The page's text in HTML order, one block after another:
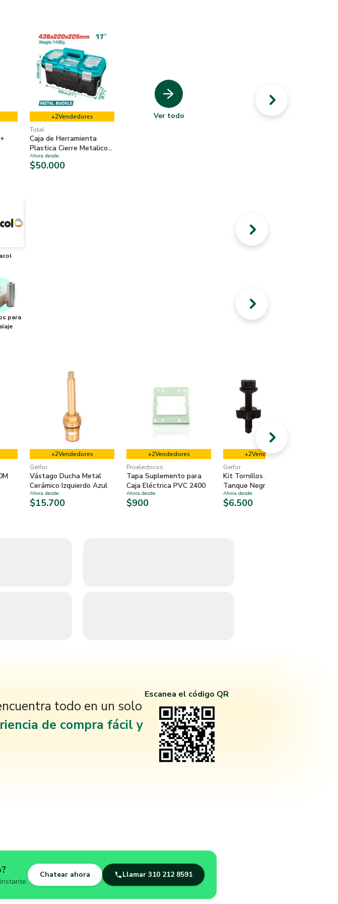
+2Vendedores
Total
Caja de Herramienta
Plastica Cierre Metalico
17"
Ahora desde:
$50.000
Ver todo
para
+2Vendedores
Gerfor
Vástago Ducha Metal
Cerámico Izquierdo Azul
Ahora desde:
$15.700
+2Vendedores
Proelectricos
Tapa Suplemento para
Caja Eléctrica PVC 2400
Ahora desde:
$900
+2Vendedores
Gerfor
Kit Tornillos Acople
Tanque Negro 2 un
Ahora desde:
$6.500
todo en un solo
de compra fácil y
Escanea el código QR
Chatear ahora Llamar 310 212 8591